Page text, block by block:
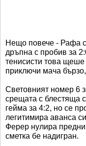
Нещо повече - Рафа
дръпна с пробив за
тенисисти това щеше
приключи мача
Световният номер 6
срещата с блестяща
гейма за 4:2, но се
легитимира аванса
Ферер нулира
сметка бе надигран.